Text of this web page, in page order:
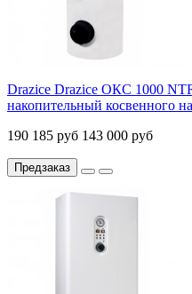
Drazice Drazice ОКС 1000
накопительный косвенного
190 185 руб 143 000 руб
Предзаказ